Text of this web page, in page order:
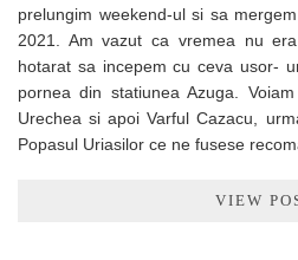
prelungim weekend-ul si sa
2021. Am vazut ca vremea nu
hotarat sa incepem cu ceva usor-
pornea din statiunea Azuga.
Urechea si apoi Varful Cazacu,
Popasul Uriasilor ce ne fusese
VIEW